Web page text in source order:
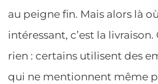
au peigne fin. Mais alors là
intéressant, c’est la
rien : certains utilisent des
qui ne mentionnent même